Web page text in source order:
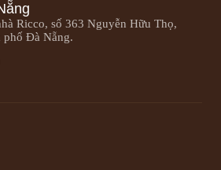
Ricco, số 363 Nguyễn Hữu Thọ,
phố Đà Nẵng.